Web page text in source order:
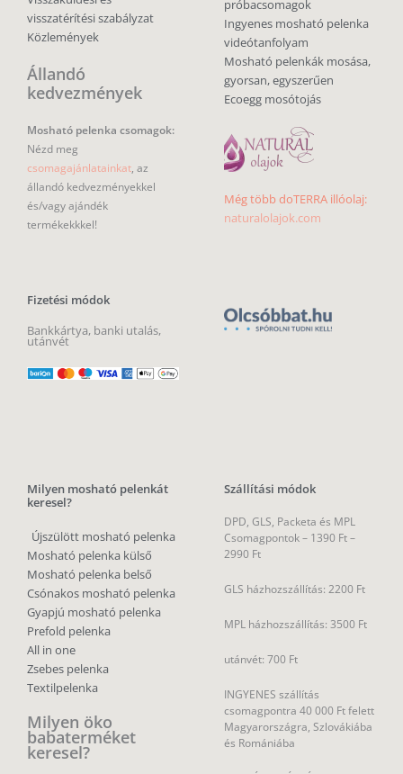
visszatérítési szabályzat
Közlemények
Állandó
kedvezmények
Mosható pelenka csomagok:
Nézd meg
csomagajánlatainkat, az
állandó kedvezményekkel
és/vagy ajándék
termékekkkel!
Fizetési módok
Bankkártya, banki utalás,
utánvét
próbacsomagok
Ingyenes mosható pelenka
videótanfolyam
Mosható pelenkák mosása,
gyorsan, egyszerűen
Ecoegg mosótojás
Még több doTERRA illóolaj:
naturalolajok.com
Milyen mosható pelenkát
keresel?
Újszülött mosható pelenka
Mosható pelenka külső
Mosható pelenka belső
Csónakos mosható pelenka
Gyapjú mosható pelenka
Prefold pelenka
All in one
Zsebes pelenka
Textilpelenka
Milyen öko
babaterméket
keresel?
Szállítási módok
DPD, GLS, Packeta és MPL
Csomagpontok – 1390 Ft –
2990 Ft
GLS házhozszállítás: 2200 Ft
MPL házhozszállítás: 3500 Ft
utánvét: 700 Ft
INGYENES szállítás
csomagpontra 40 000 Ft felett
Magyarországra, Szlovákiába
és Romániába